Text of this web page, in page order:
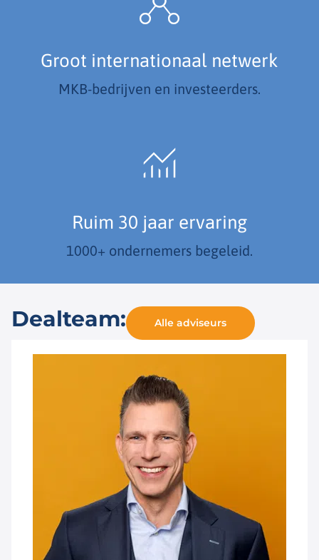
Groot internationaal netwerk
MKB-bedrijven en investeerders.
Ruim 30 jaar ervaring
1000+ ondernemers begeleid.
Dealteam: Alle adviseurs